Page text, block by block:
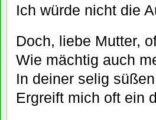
Ich würde nicht die
Doch, liebe Mutter,
Wie mächtig auch
In deiner selig
Ergreift mich oft ein